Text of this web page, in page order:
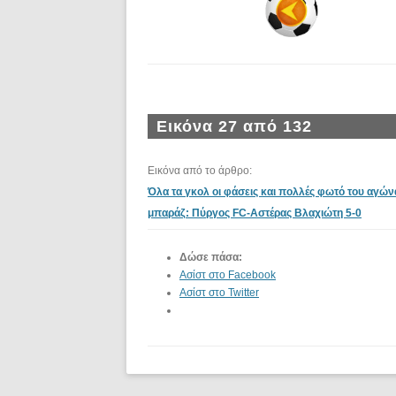
Εικόνα 27 από 132
Εικόνα από το άρθρο:
Όλα τα γκολ οι φάσεις και πολλές φωτό του
μπαράζ: Πύργος FC-Αστέρας Βλαχιώτη 5-0
Δώσε πάσα:
Ασίστ στο Facebook
Ασίστ στο Twitter